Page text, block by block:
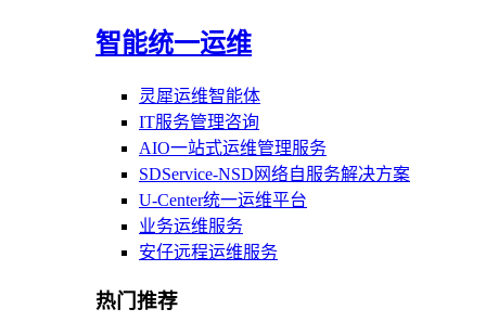
智能统一运维
灵犀运维智能体
IT服务管理咨询
AIO一站式运维管理服务
SDService-NSD网络自服务解决方案
U-Center统一运维平台
业务运维服务
安仔远程运维服务
热门推荐